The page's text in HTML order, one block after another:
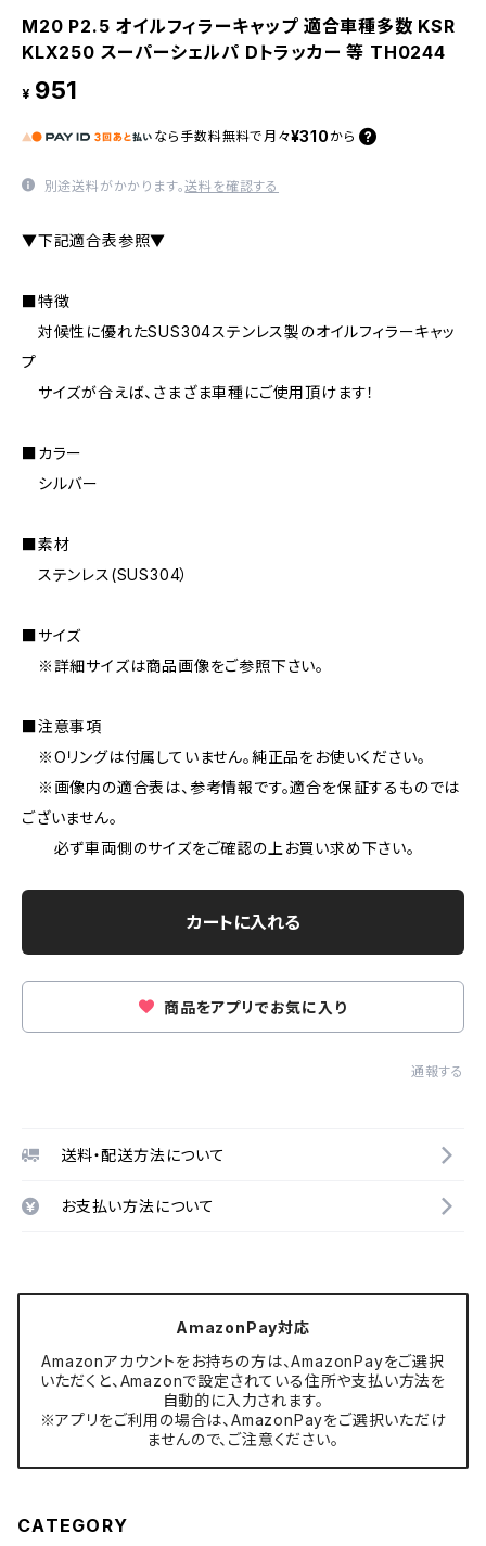
M20 P2.5 オイルフィラーキャップ 適合車種多数 KSR
KLX250 スーパーシェルパ Dトラッカー 等 TH0244
¥ 951
なら 手数料無料で 月々¥310 から
別途送料がかかります。送料を確認する
▼下記適合表参照▼
■特徴
対候性に優れたSUS304ステンレス製のオイルフィラーキャッ
プ
サイズが合えば、さまざま車種にご使用頂けます！
■カラー
シルバー
■素材
ステンレス(SUS304）
■サイズ
※詳細サイズは商品画像をご参照下さい。
■注意事項
※Oリングは付属していません。純正品をお使いください。
※画像内の適合表は、参考情報です。適合を保証するものでは
ございません。
必ず車両側のサイズをご確認の上お買い求め下さい。
カートに入れる
商品をアプリでお気に入り
通報する
送料・配送方法について
お支払い方法について
AmazonPay対応
Amazonアカウントをお持ちの方は、AmazonPayをご選択
いただくと、Amazonで設定されている住所や支払い方法を
自動的に入力されます。
※アプリをご利用の場合は、AmazonPayをご選択いただけ
ませんので、ご注意ください。
CATEGORY